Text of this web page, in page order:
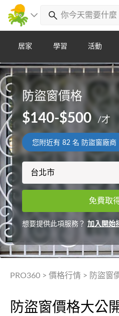
居家 學習 活動
防盜窗價格
$140-$500 /才
您附近有82 名 防盜窗廠商
免費取
想要提供此項服務？加入開始
PRO360 > 價格行情 > 防盜窗
防盜窗價格大公